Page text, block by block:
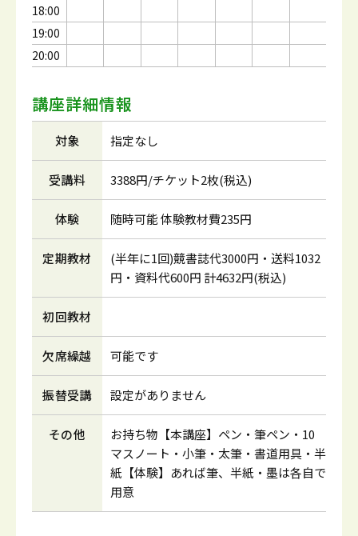
18:00
19:00
20:00
講座詳細情報
対象 指定なし
受講料 3388円/チケット2枚(税込)
体験 随時可能 体験教材費235円
定期教材
(半年に1回)競書誌代3000円・送料1032
円・資料代600円 計4632円(税込)
初回教材
欠席繰越 可能です
振替受講 設定がありません
その他
お持ち物【本講座】ペン・筆ペン・10
マスノート・小筆・太筆・書道用具・半
紙【体験】あれば筆、半紙・墨は各自で
用意